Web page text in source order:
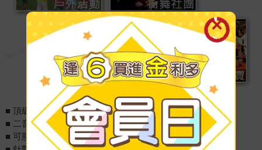
■ 頂級10吋全音域150瓦超強輸出功率
■ 二音路三單體懸吊喇叭設計
■ 可懸吊與桌上立式多功能使用